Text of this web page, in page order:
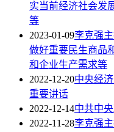
实当前经济社会发
等
2023-01-09李克强
做好重要民生商品
和企业生产需求等
2022-12-20中央经
重要讲话
2022-12-14中共中
2022-11-28李克强